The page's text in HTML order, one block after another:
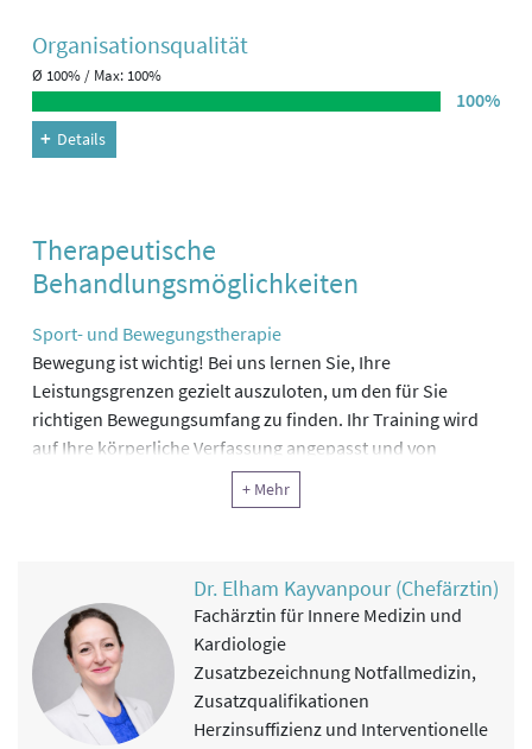
Organisations­qualität
Ø 100% / Max: 100%
100%
Details
Therapeutische
Behandlungsmöglichkeiten
Sport- und Bewegungstherapie
Bewegung ist wichtig! Bei uns lernen Sie, Ihre
Leistungsgrenzen gezielt auszuloten, um den für Sie
richtigen Bewegungsumfang zu finden. Ihr Training wird
auf Ihre körperliche Verfassung angepasst und von
unseren Therapeutinnen und Therapeuten genauestens
überwacht. Sie werden bald spüren, wie gut Ihnen
Erschöpfungszustände und hat einen positiven Einfluss
auf Ihre psychische Situation.
Angepasstes Ausdauertraining (in der Regel
Intervalltraining)
Laufbandtraining, mentales Gehtraining
+ Mehr
Dr. Elham Kayvanpour (Chefärztin)
Fachärztin für Innere Medizin und
Kardiologie
Zusatzbezeichnung Notfallmedizin,
Zusatzqualifikationen
Herzinsuffizienz und Interventionelle